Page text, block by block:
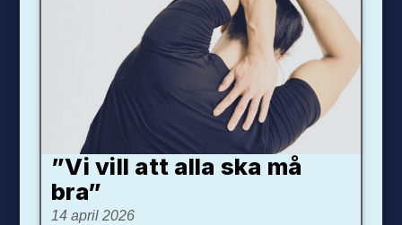
”Vi vill att alla ska må
bra”
14 april 2026